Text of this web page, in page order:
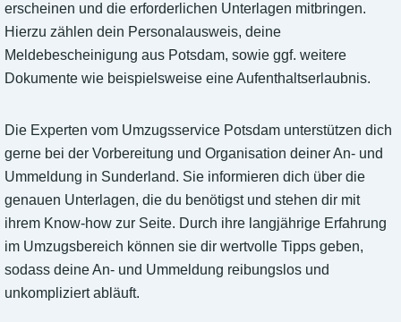
erscheinen und die erforderlichen Unterlagen mitbringen.
Hierzu zählen dein Personalausweis, deine
Meldebescheinigung aus Potsdam, sowie ggf. weitere
Dokumente wie beispielsweise eine Aufenthaltserlaubnis.
Die Experten vom Umzugsservice Potsdam unterstützen dich
gerne bei der Vorbereitung und Organisation deiner An- und
Ummeldung in Sunderland. Sie informieren dich über die
genauen Unterlagen, die du benötigst und stehen dir mit
ihrem Know-how zur Seite. Durch ihre langjährige Erfahrung
im Umzugsbereich können sie dir wertvolle Tipps geben,
sodass deine An- und Ummeldung reibungslos und
unkompliziert abläuft.